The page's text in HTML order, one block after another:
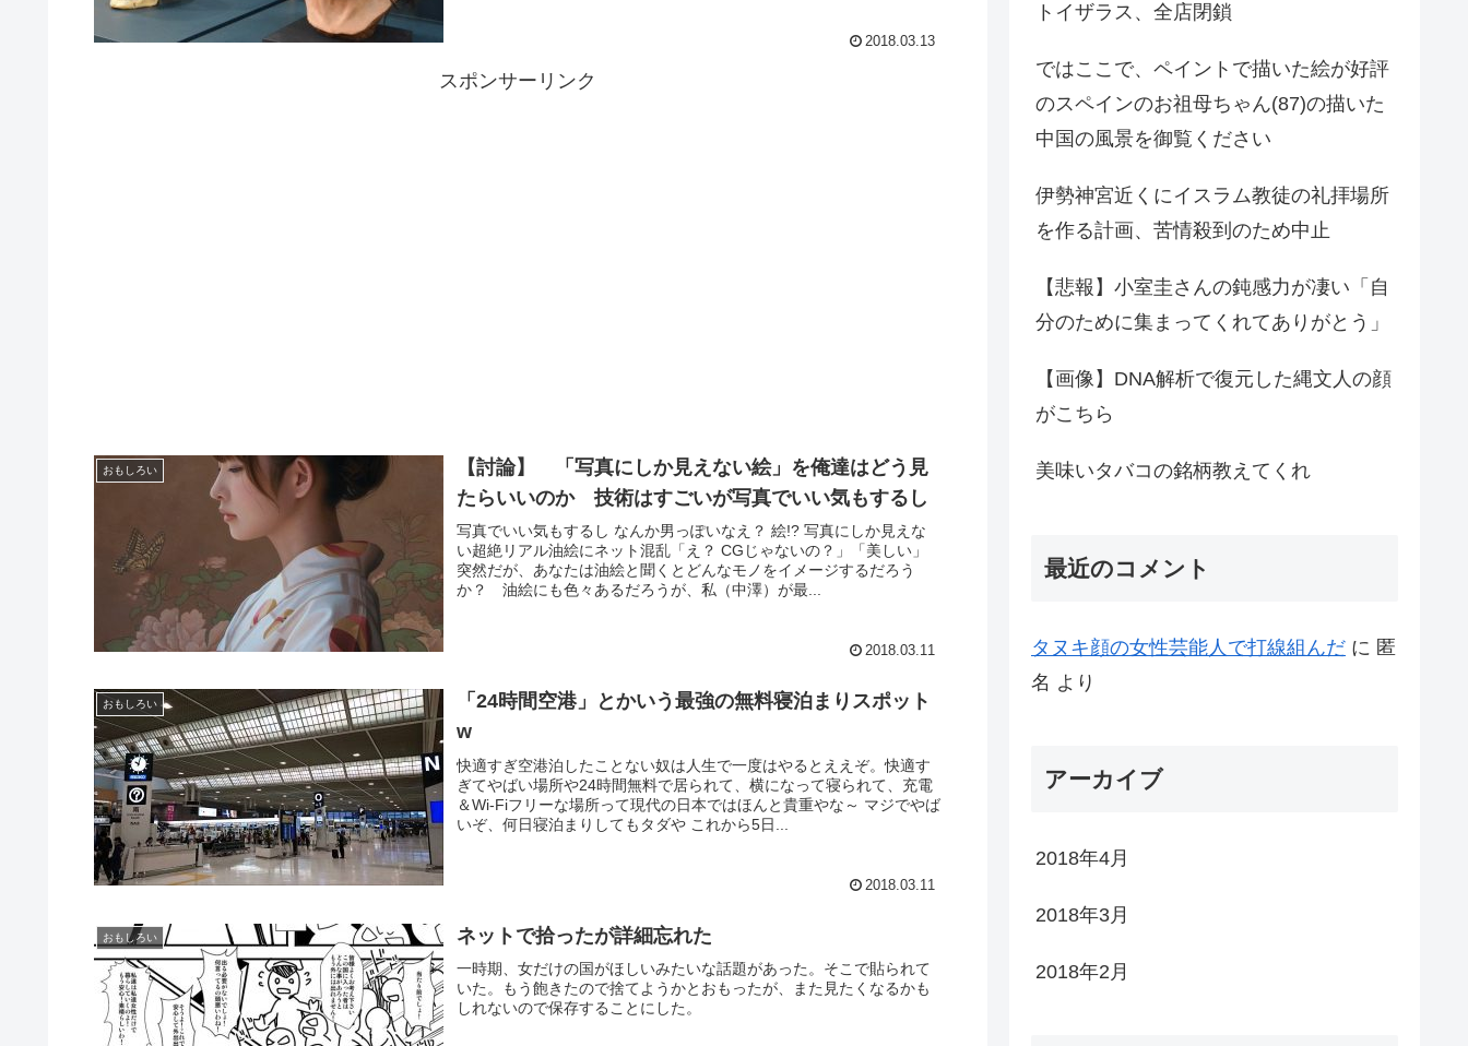
2018.03.13
スポンサーリンク
おもしろい
【討論】 「写真にしか見えない絵」を俺達はどう見
たらいいのか 技術はすごいが写真でいい気もするし
写真でいい気もするし なんか男っぽいなえ？ 絵!? 写真にしか見えな
い超絶リアル油絵にネット混乱「え？ CGじゃないの？」「美しい」
突然だが、あなたは油絵と聞くとどんなモノをイメージするだろう
か？ 油絵にも色々あるだろうが、私（中澤）が最...
2018.03.11
おもしろい
「24時間空港」とかいう最強の無料寝泊まりスポット
w
快適すぎ空港泊したことない奴は人生で一度はやるとええぞ。快適す
ぎてやばい場所や24時間無料で居られて、横になって寝られて、充電
＆Wi-Fiフリーな場所って現代の日本ではほんと貴重やな～ マジでやば
いぞ、何日寝泊まりしてもタダや これから5日...
2018.03.11
おもしろい ネットで拾ったが詳細忘れた
一時期、女だけの国がほしいみたいな話題があった。そこで貼られて
いた。もう飽きたので捨てようかとおもったが、また見たくなるかも
しれないので保存することにした。
トイザラス、全店閉鎖
ではここで、ペイントで描いた絵が好評
のスペインのお祖母ちゃん(87)の描いた
中国の風景を御覧ください
伊勢神宮近くにイスラム教徒の礼拝場所
を作る計画、苦情殺到のため中止
【悲報】小室圭さんの鈍感力が凄い「自
分のために集まってくれてありがとう」
【画像】DNA解析で復元した縄文人の顔
がこちら
美味いタバコの銘柄教えてくれ
最近のコメント
タヌキ顔の女性芸能人で打線組んだ に 匿
名 より
アーカイブ
2018年4月
2018年3月
2018年2月